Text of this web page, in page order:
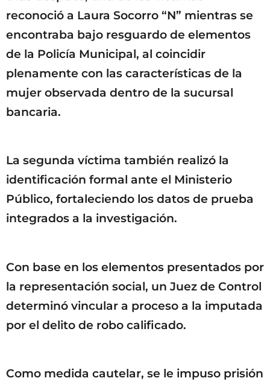
reconoció a Laura Socorro “N” mientras se
encontraba bajo resguardo de elementos
de la Policía Municipal, al coincidir
plenamente con las características de la
mujer observada dentro de la sucursal
bancaria.
La segunda víctima también realizó la
identificación formal ante el Ministerio
Público, fortaleciendo los datos de prueba
integrados a la investigación.
Con base en los elementos presentados por
la representación social, un Juez de Control
determinó vincular a proceso a la imputada
por el delito de robo calificado.
Como medida cautelar, se le impuso prisión